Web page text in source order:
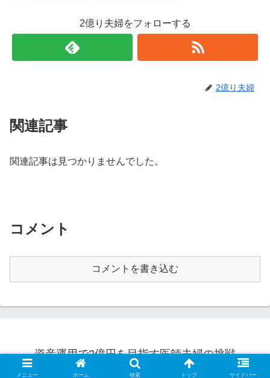
2億り夫婦をフォローする
2億り夫婦
関連記事
関連記事は見つかりませんでした。
コメント
コメントを書き込む
資産運用で2億円を目指す医師夫婦の挑戦
© 2020 資産運用で2億円を目指す医師夫婦の挑戦.
メニュー ホーム 検索 トップ サイドバー